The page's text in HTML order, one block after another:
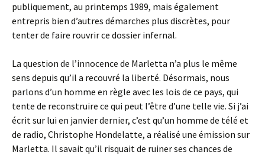
publiquement, au printemps 1989, mais également
entrepris bien d’autres démarches plus discrètes, pour
tenter de faire rouvrir ce dossier infernal.
La question de l’innocence de Marletta n’a plus le même
sens depuis qu’il a recouvré la liberté. Désormais, nous
parlons d’un homme en règle avec les lois de ce pays, qui
tente de reconstruire ce qui peut l’être d’une telle vie. Si j’ai
écrit sur lui en janvier dernier, c’est qu’un homme de télé et
de radio, Christophe Hondelatte, a réalisé une émission sur
Marletta. Il savait qu’il risquait de ruiner ses chances de